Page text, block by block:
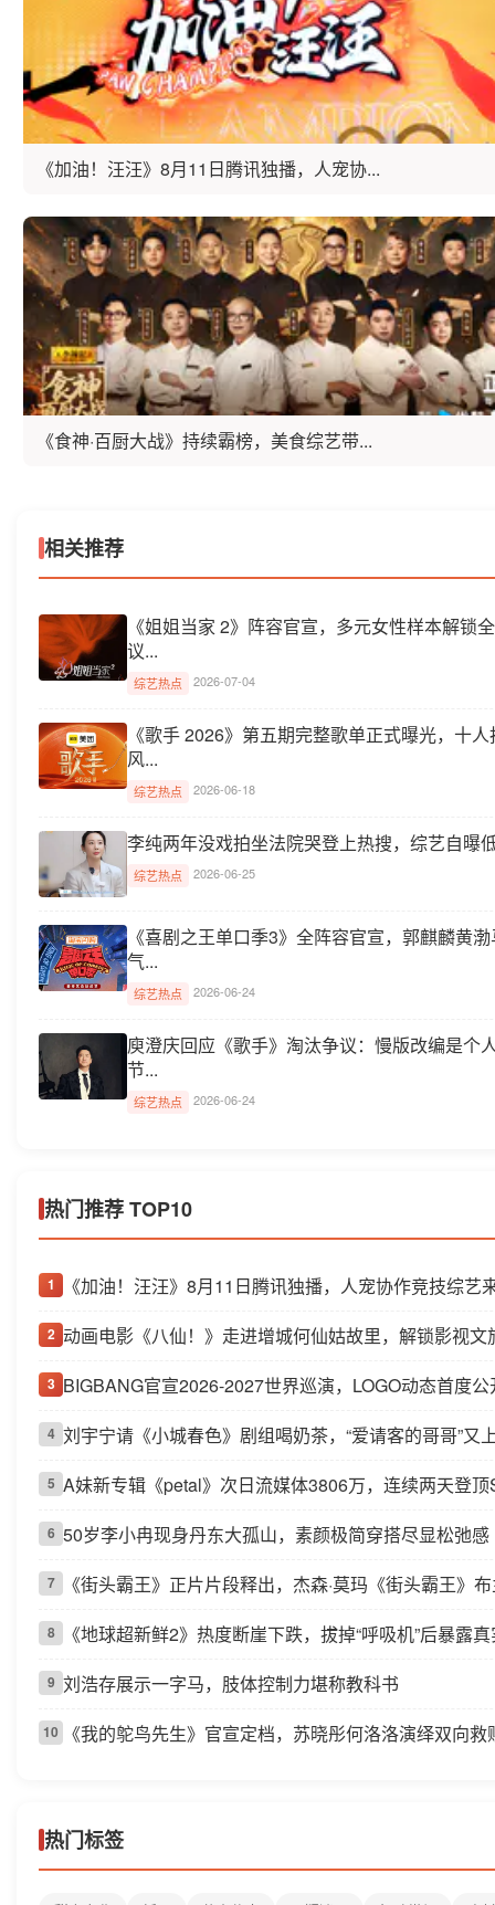
《加油！汪汪》8月11日腾讯独播，人宠协...
《食神·百厨大战》持续霸榜，美食综艺带...
相关推荐
《姐姐当家 2》阵容官宣，多元女性样本解锁
议...
综艺热点 2026-07-04
《歌手 2026》第五期完整歌单正式曝光，十
风...
综艺热点 2026-06-18
李纯两年没戏拍坐法院哭登上热搜，综艺自曝
综艺热点 2026-06-25
《喜剧之王单口季3》全阵容官宣，郭麒麟黄
气...
综艺热点 2026-06-24
庾澄庆回应《歌手》淘汰争议：慢版改编是个
节...
综艺热点 2026-06-24
热门推荐 TOP10
1 《加油！汪汪》8月11日腾讯独播，人宠协作竞技综艺
2 动画电影《八仙！》走进增城何仙姑故里，解锁影视文
3 BIGBANG官宣2026-2027世界巡演，LOGO动态首度公
4 刘宇宁请《小城春色》剧组喝奶茶，“爱请客的哥哥”又
5 A妹新专辑《petal》次日流媒体3806万，连续两天登顶
6 50岁李小冉现身丹东大孤山，素颜极简穿搭尽显松弛感
7 《街头霸王》正片片段释出，杰森·莫玛《街头霸王》
8 《地球超新鲜2》热度断崖下跌，拔掉“呼吸机”后暴露
9 刘浩存展示一字马，肢体控制力堪称教科书
10 《我的鸵鸟先生》官宣定档，苏晓彤何洛洛演绎双向救
热门标签